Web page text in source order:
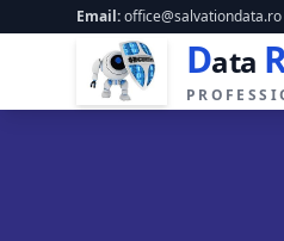
Email:office@salvationdata.ro
Data